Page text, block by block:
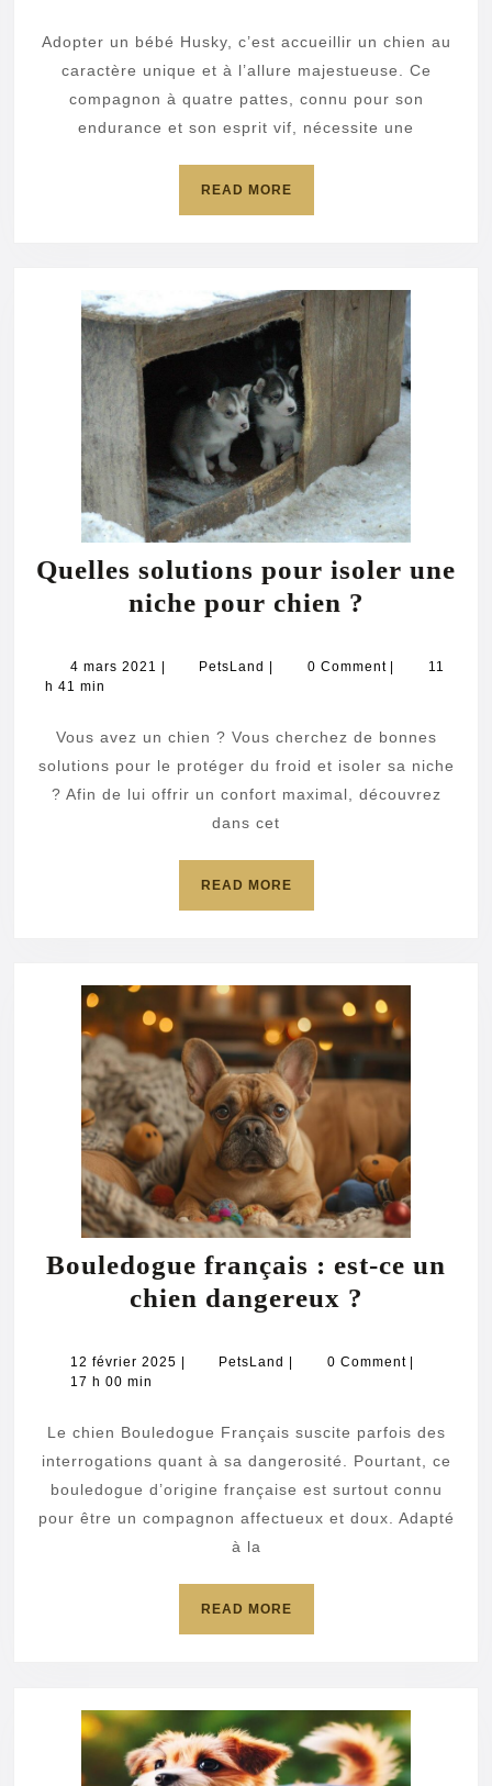
un
bébé
Husky
?
Adopter un bébé Husky, c’est accueillir un chien au
caractère unique et à l’allure majestueuse. Ce
compagnon à quatre pattes, connu pour son
endurance et son esprit vif, nécessite une
READ MOREREAD
Quelles solutions pour isoler une
niche pour chien ?
pour
une
niche
pour
4 mars 2021 4
PetsLand PetsLand0 Comment
11
h 41 min
Vous avez un chien ? Vous cherchez de bonnes
solutions pour le protéger du froid et isoler sa niche
? Afin de lui offrir un confort maximal, découvrez
dans cet
READ MOREREAD
Bouledogue français : est-ce un
chien dangereux ?
:
ce
un
chien
12 février 2025 12
PetsLand PetsLand0 Comment
17 h 00 min
Le chien Bouledogue Français suscite parfois des
interrogations quant à sa dangerosité. Pourtant, ce
bouledogue d’origine française est surtout connu
pour être un compagnon affectueux et doux. Adapté
à la
READ MOREREAD